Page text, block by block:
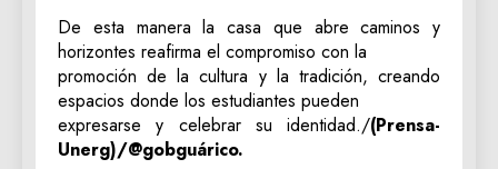
De esta manera la casa que abre caminos y
horizontes reafirma el compromiso con la
promoción de la cultura y la tradición, creando
espacios donde los estudiantes pueden
expresarse y celebrar su identidad./(Prensa-
Unerg)/@gobguárico.